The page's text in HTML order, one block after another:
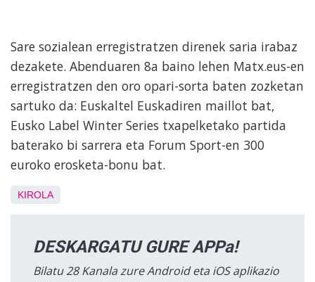
Sare sozialean erregistratzen direnek saria irabaz
dezakete. Abenduaren 8a baino lehen Matx.eus-en
erregistratzen den oro opari-sorta baten zozketan
sartuko da: Euskaltel Euskadiren maillot bat,
Eusko Label Winter Series txapelketako partida
baterako bi sarrera eta Forum Sport-en 300
euroko erosketa-bonu bat.
KIROLA
DESKARGATU GURE APPa!
Bilatu 28 Kanala zure Android eta iOS aplikazio